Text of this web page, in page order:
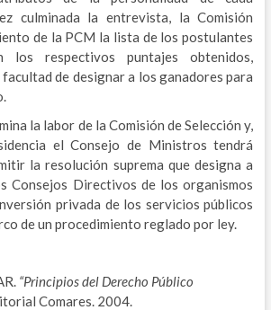
culminada la entrevista, la Comisión
de la PCM la lista de los postulantes
los respectivos puntajes obtenidos,
de designar a los ganadores para
la labor de la Comisión de Selección y,
el Consejo de Ministros tendrá
la resolución suprema que designa a
Consejos Directivos de los organismos
privada de los servicios públicos
de un procedimiento reglado por ley.
“Principios del Derecho Público
Comares. 2004.